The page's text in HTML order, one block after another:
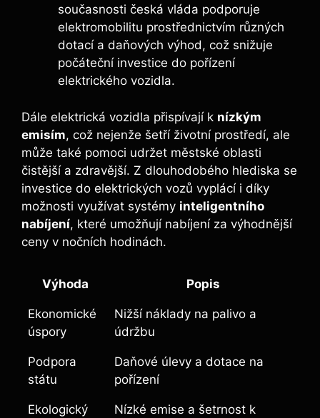
současnosti česká vláda podporuje
elektromobilitu prostřednictvím různých
dotací a daňových výhod, což snižuje
počáteční investice do pořízení
elektrického vozidla.
Dále elektrická vozidla přispívají k nízkým
emisím, což nejenže šetří životní prostředí, ale
může také pomoci udržet městské oblasti
čistější a zdravější. Z dlouhodobého hlediska se
investice do elektrických vozů vyplácí i díky
možnosti využívat systémy inteligentního
nabíjení, které umožňují nabíjení za výhodnější
ceny v nočních hodinách.
Výhoda Popis
Ekonomické
úspory
Nižší náklady na palivo a
údržbu
Podpora
státu
Daňové úlevy a dotace na
pořízení
Ekologický
Nízké emise a šetrnost k